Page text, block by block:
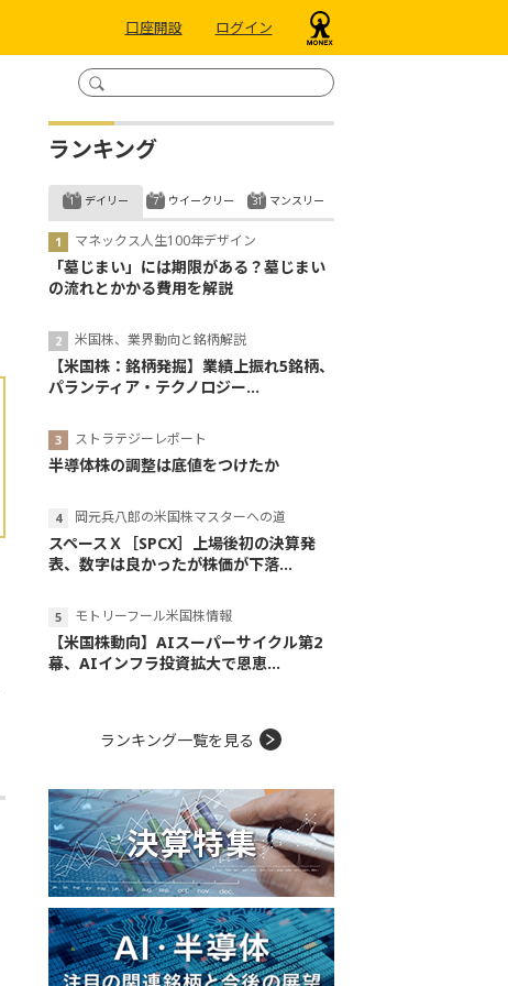
口座開設 ログイン
ランキング
デイリー
マネックス人生100年デザイン
「墓じまい」には期限がある？墓じまい
の流れとかかる費用を解説
米国株、業界動向と銘柄解説
【米国株：銘柄発掘】業績上振れ5銘柄、
パランティア・テクノロジー...
ストラテジーレポート
半導体株の調整は底値をつけたか
岡元兵八郎の米国株マスターへの道
スペースＸ［SPCX］上場後初の決算発
表、数字は良かったが株価が下落...
モトリーフール米国株情報
【米国株動向】AIスーパーサイクル第2
幕、AIインフラ投資拡大で恩恵...
ウイークリー マンスリー
ランキング一覧を見る